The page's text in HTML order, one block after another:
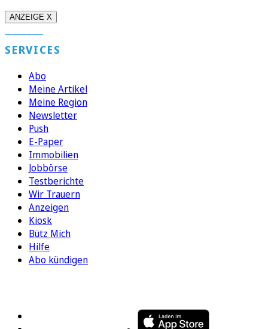
ANZEIGE X
SERVICES
Abo
Meine Artikel
Meine Region
Newsletter
Push
E-Paper
Immobilien
Jobbörse
Testberichte
Wir Trauern
Anzeigen
Kiosk
Bütz Mich
Hilfe
Abo kündigen